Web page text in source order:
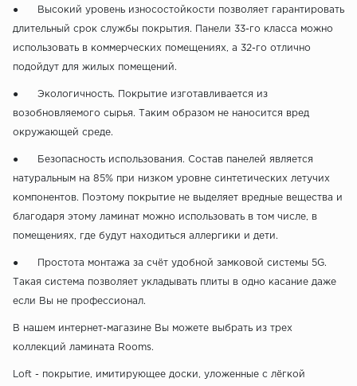
● Высокий уровень износостойкости позволяет гарантировать
длительный срок службы покрытия. Панели 33-го класса можно
использовать в коммерческих помещениях, а 32-го отлично
подойдут для жилых помещений.
● Экологичность. Покрытие изготавливается из
возобновляемого сырья. Таким образом не наносится вред
окружающей среде.
● Безопасность использования. Состав панелей является
натуральным на 85% при низком уровне синтетических летучих
компонентов. Поэтому покрытие не выделяет вредные вещества и
благодаря этому ламинат можно использовать в том числе, в
помещениях, где будут находиться аллергики и дети.
● Простота монтажа за счёт удобной замковой системы 5G.
Такая система позволяет укладывать плиты в одно касание даже
если Вы не профессионал.
В нашем интернет-магазине Вы можете выбрать из трех
коллекций ламината Rooms.
Loft - покрытие, имитирующее доски, уложенные с лёгкой